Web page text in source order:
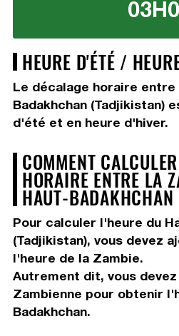
HEURE D'ÉTÉ /
Le décalage horaire
Badakhchan (Tadjikistan)
d'été et en heure d'hiver.
COMMENT
HORAIRE ENTRE LA
HAUT-
Pour calculer l'heure du
(Tadjikistan), vous devez
l'heure de la Zambie.
Autrement dit, vous devez
Zambienne pour obtenir
Badakhchan.